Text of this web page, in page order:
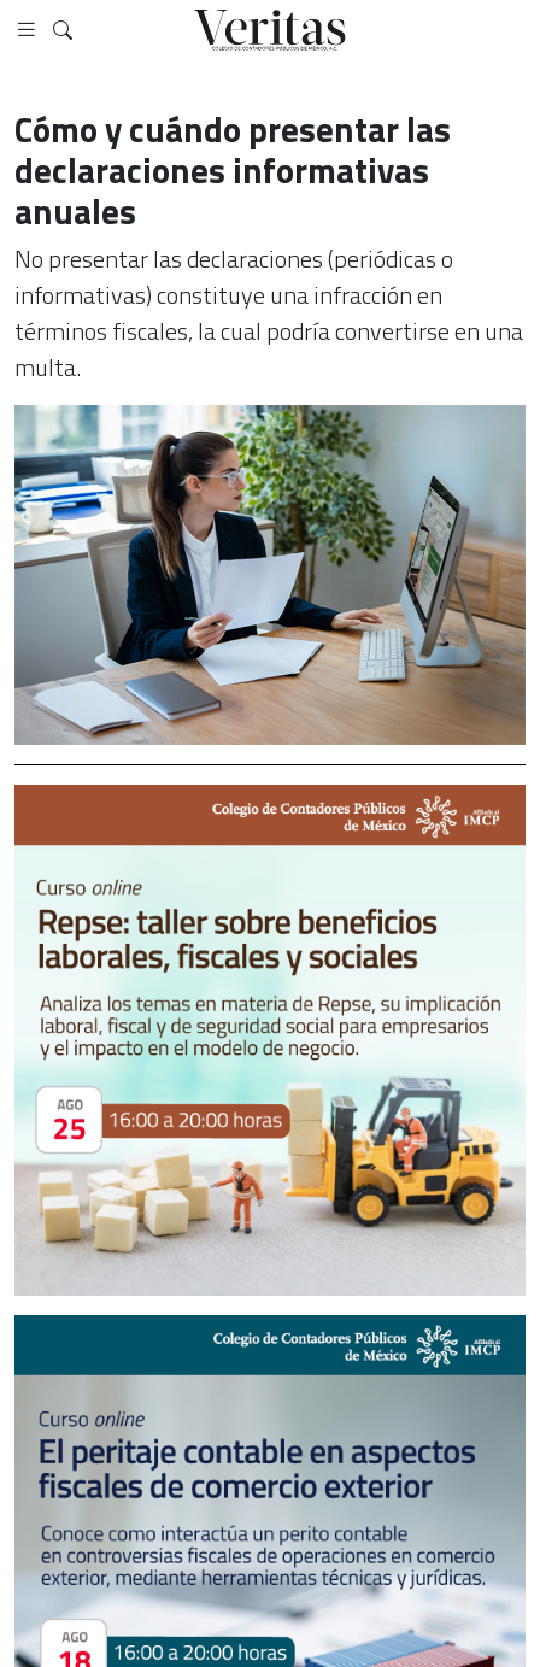
Cómo y cuándo presentar las
declaraciones informativas
anuales
No presentar las declaraciones (periódicas o
informativas) constituye una infracción en
términos fiscales, la cual podría convertirse en una
multa.